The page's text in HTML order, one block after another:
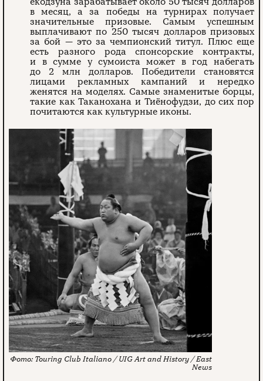
в месяц, а за победы на турнирах получает
значительные призовые. Самым успешным
выплачивают по 250 тысяч долларов призовых
за бой — это за чемпионский титул. Плюс еще
есть разного рода спонсорские контракты,
и в сумме у сумоиста может в год набегать
до 2 млн долларов. Победители становятся
лицами рекламных кампаний и нередко
женятся на моделях. Самые знаменитые борцы,
такие как Таканохана и Тиёнофудзи, до сих пор
почитаются как культурные иконы.
Touring Club Italiano / UIG Art and History / East
News